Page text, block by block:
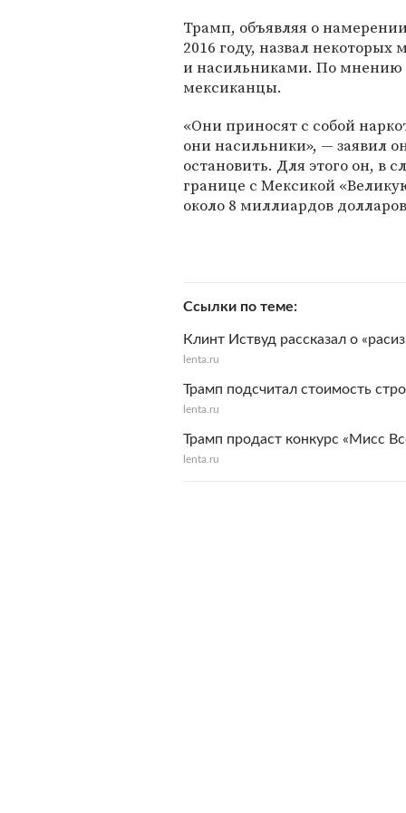
Трамп, объявляя о
2016 году, назвал
и насильниками. По
мексиканцы.
«Они приносят с собой
они насильники», — заявил
остановить. Для этого он, в
границе с Мексикой
около 8 миллиардов
Ссылки по теме
Клинт Иствуд рассказал о
lenta.ru
Трамп подсчитал стоимость
lenta.ru
Трамп продаст конкурс «Мисс
lenta.ru